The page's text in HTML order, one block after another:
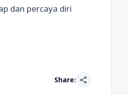
dan percaya diri
Share: share